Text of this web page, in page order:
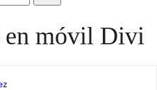
Buscar
foros
en móvil Divi